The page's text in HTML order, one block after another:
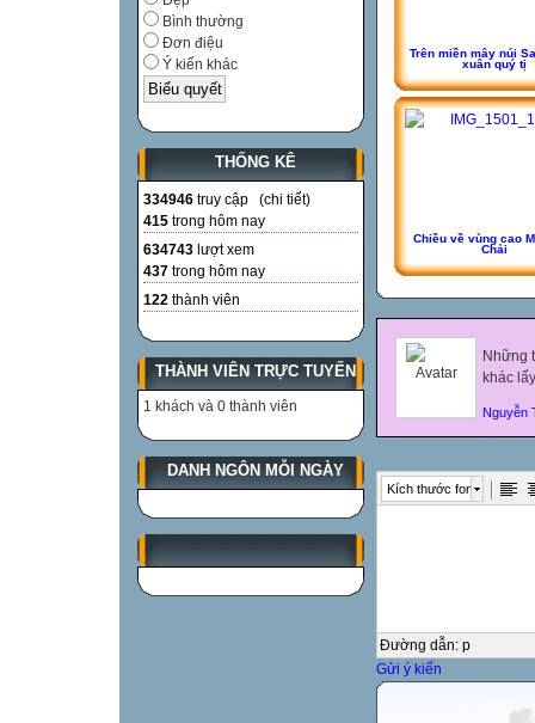
Bình thường
Đơn điệu
Ý kiến khác
THỐNG KÊ
334946 truy cập (chi tiết)
415 trong hôm nay
634743 lượt xem
437 trong hôm nay
122 thành viên
THÀNH VIÊN TRỰC TUYẾN
1 khách và 0 thành viên
DANH NGÔN MỖI NGÀY
Trên miền mây núi
xuân quý tị
Chiều về vùng cao
Chải
Những
khác
Nguyễn
Kích thước font
Đường dẫn: p
Gửi ý kiến